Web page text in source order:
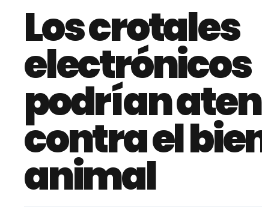
Los crotales
electrónicos
podrían
contra el
animal